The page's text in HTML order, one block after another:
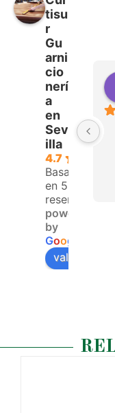
tisu
r
Gu
arni
cio
nerí
a
en
Sev
illa
4.7
Basado
en 53
reseñas.
powered
by
Goog
valóranos en